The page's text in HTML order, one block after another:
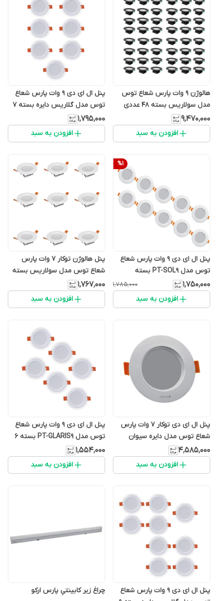
هالوژن 9 وات پارس شعاع توس
مدل سولاریس بسته 48 عددی
۹٬۴۷۰٬۰۰۰
افزودن به سبد
پنل ال ای دی 9 وات پارس شعاع
توس مدل گلاریس دایره بسته 7
عددی
۱٬۷۹۵٬۰۰۰
افزودن به سبد
%1
پنل ال ای دی 9 وات پارس شعاع
توس مدل PT-SOL9 بسته
10عددی
۱٬۷۵۰٬۰۰۰ ۱٬۷۸۵٬۰۰۰
افزودن به سبد
پنل هالوژن توکار 7 وات پارس
شعاع توس مدل سولاریس بسته
9 عددی
۱٬۷۶۷٬۰۰۰
افزودن به سبد
پنل ال ای دی توکار 7 وات پارس
شعاع توس مدل دایره سیوان
بسته 10 عددی
۴٬۵۸۵٬۰۰۰
افزودن به سبد
پنل ال ای دی 9 وات پارس شعاع
توس مدل PT-GLARIS9 بسته 6
عددی
۱٬۵۵۴٬۰۰۰
افزودن به سبد
پنل ال ای دی 9 وات پارس شعاع
چراغ زیر کابینتیِ پارس ارکو